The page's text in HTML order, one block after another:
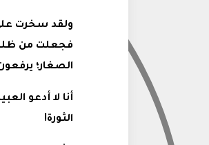
ولقد سخرت
فجعلت من
الصغار؛
أنا لا أدعو
الثورة!